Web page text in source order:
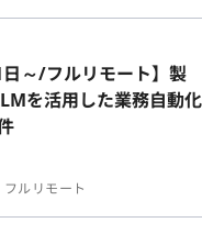
～/フルリモート】製
を活用した業務自動化
フルリモート